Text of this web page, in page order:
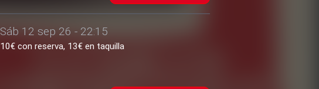
Sáb 12 sep 26 - 22:15
10€ con reserva, 13€ en taquilla